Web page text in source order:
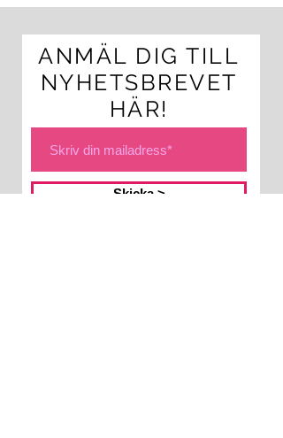
ANMÄL DIG TILL
NYHETSBREVET
HÄR!
Skicka >